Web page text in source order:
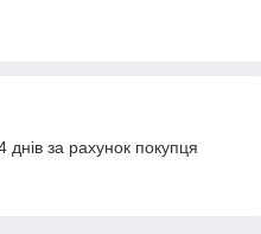
за рахунок покупця